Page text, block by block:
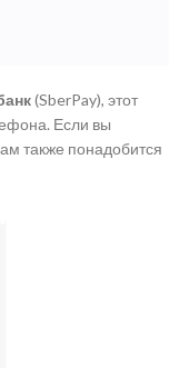
(SberPay), этот
Если вы
также понадобится